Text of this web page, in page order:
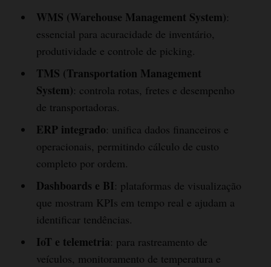
WMS (Warehouse Management System):
essencial para acuracidade de inventário,
produtividade e controle de picking.
TMS (Transportation Management
System): controla rotas, fretes e desempenho
de transportadoras.
ERP integrado: unifica dados financeiros e
operacionais, permitindo cálculo de custo
completo por ordem.
Dashboards e BI: plataformas de visualização
que mostram KPIs em tempo real e ajudam a
identificar tendências.
IoT e telemetria: para rastreamento de
veículos, monitoramento de temperatura e